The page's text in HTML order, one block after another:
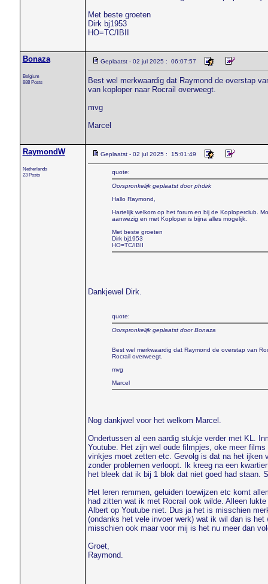
Met beste groeten
Dirk bj1953
HO=TC/IBII
Bonaza
Belgium
888 Posts
Geplaatst - 02 jul 2025 : 06:07:57
Best wel merkwaardig dat Raymond de overstap
van koploper naar Rocrail overweegt.
mvg
Marcel
RaymondW
Netherlands
23 Posts
Geplaatst - 02 jul 2025 : 15:01:49
quote:
Oorspronkelijk geplaatst door phdirk
Hallo Raymond,
Hartelijk welkom op het forum en bij de Koploperclub.
aanwezig en met Koploper is bijna alles mogelijk.
Met beste groeten
Dirk bj1953
HO=TC/IBII
Dankjewel Dirk.
quote:
Oorspronkelijk geplaatst door Bonaza
Best wel merkwaardig dat Raymond de overstap van
Rocrail overweegt.
mvg
Marcel
Nog dankjwel voor het welkom Marcel.
Ondertussen al een aardig stukje verder met KL.
Youtube. Het zijn wel oude filmpjes, oke meer
vinkjes moet zetten etc. Gevolg is dat na het ijken
zonder problemen verloopt. Ik kreeg na een
het bleek dat ik bij 1 blok dat niet goed had staan.
Het leren remmen, geluiden toewijzen etc komt
had zitten wat ik met Rocrail ook wilde. Alleen
Albert op Youtube niet. Dus ja het is misschien
(ondanks het vele invoer werk) wat ik wil dan is het
misschien ook maar voor mij is het nu meer dan
Groet,
Raymond.